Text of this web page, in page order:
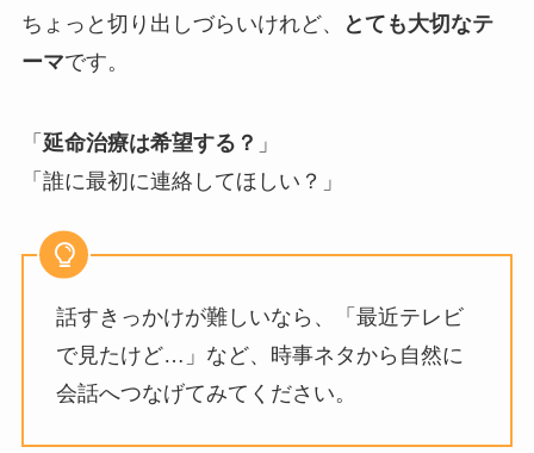
ちょっと切り出しづらいけれど、
とても大切なテ
ーマです。
「 延命治療は希望する？ 」
「誰に最初に連絡してほしい？」
話すきっかけが難しいなら、「最近テレビ
で見たけど…」など、時事ネタから自然に
会話へつなげてみてください。